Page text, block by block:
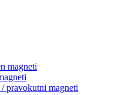
magneti
pravokutni magneti